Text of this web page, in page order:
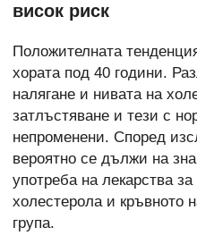
висок риск
Положителната
хората под 40 години.
налягане и нивата на
затлъстяване и тези с
непроменени. Според
вероятно се дължи на
употреба на лекарства
холестерола и кръвното
група.